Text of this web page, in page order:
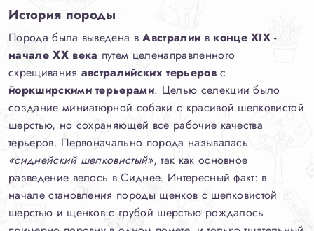
История породы
Порода была выведена вАвстралии в конце XIX -
начале XX века путем целенаправленного
скрещивания австралийских терьеровс
йоркширскими терьерами. Целью селекции было
создание миниатюрной собаки с красивой шелковистой
шерстью, но сохраняющей все рабочие качества
терьеров. Первоначально порода называлась
«сиднейский шелковистый», так как основное
разведение велось в Сиднее. Интересный факт: в
начале становления породы щенков с шелковистой
шерстью и щенков с грубой шерстью рождалось